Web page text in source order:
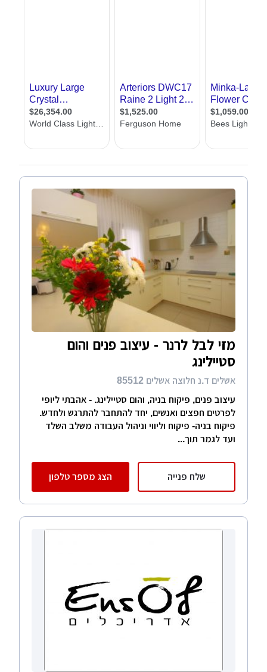
מזי לבל לרנר - עיצוב פנים והום
סטיילינג
אשלים ד.נ חלוצה אשלים 85512
עיצוב פנים, פיקוח בניה, והום סטיילינג. - אהבתי ליופי
לפרטים חפצים ואנשים, יחד להתחבר להתרגש ולחדש.
פיקוח בניה- פיקוח וליווי וניהול העבודה משלב השלד
ועד לגמר תוך...
שלח פנייה הצג מספר טלפון